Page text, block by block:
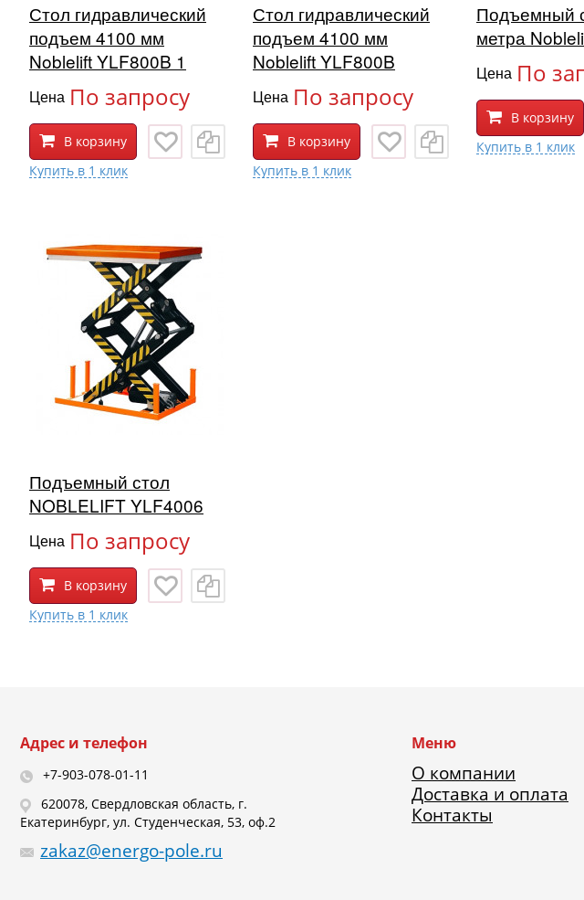
Стол гидравлический
подъем 4100 мм
Noblelift YLF800B 1
Цена По запросу
В корзину
Стол гидравлический
подъем 4100 мм
Noblelift YLF800B
Цена По запросу
В корзину
Подъемный
метра
Цена По
В корзину
Подъемный стол
NOBLELIFT YLF4006
Цена По запросу
В корзину
Адрес и телефон
+7-903-078-01-11
620078, Свердловская область, г.
Екатеринбург, ул. Студенческая, 53, оф.2
zakaz@energo-pole.ru
Меню
О компании
Доставка и оплата
Контакты